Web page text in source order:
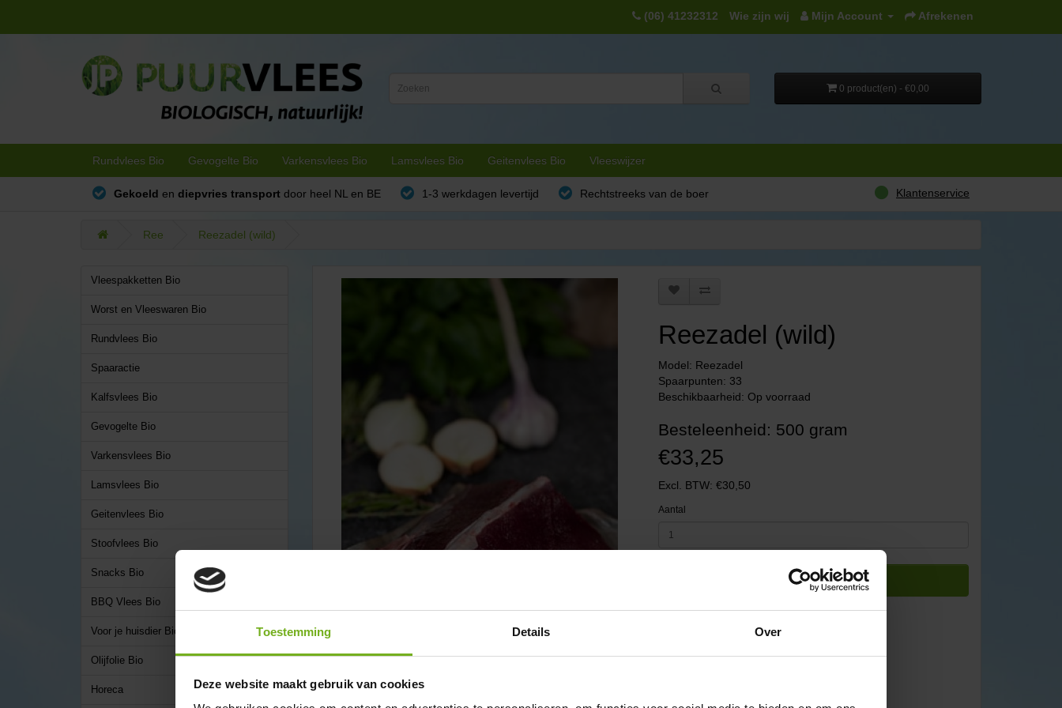
Toestemming Details Over
Deze website maakt gebruik van cookies
(06) 41232312 Wie zijn wij Mijn Account Afrekenen
0 product(en) - €0,00
Rundvlees Bio Gevogelte Bio Varkensvlees Bio Lamsvlees Bio Geitenvlees Bio Vleeswijzer
Gekoeld en diepvries transport door heel NL en BE 1-3 werkdagen levertijd Rechtstreeks van de boer Klantenservice
Ree Reezadel (wild)
Vleespakketten Bio
Worst en Vleeswaren Bio
Rundvlees Bio
Spaaractie
Kalfsvlees Bio
Gevogelte Bio
Varkensvlees Bio
Lamsvlees Bio
Geitenvlees Bio
Stoofvlees Bio
Snacks Bio
BBQ Vlees Bio
Voor je huisdier Bio
Olijfolie Bio
Horeca
Reezadel (wild)
Model: Reezadel
Spaarpunten: 33
Beschikbaarheid: Op voorraad
Besteleenheid: 500 gram
€33,25
Excl. BTW: €30,50
Aantal
Bestellen